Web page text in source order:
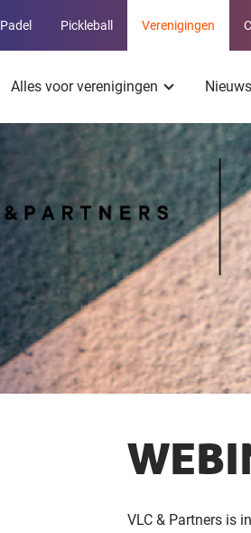
Padel Pickleball Verenigingen
Alles voor verenigingen Nieuws
VLC & Partners is